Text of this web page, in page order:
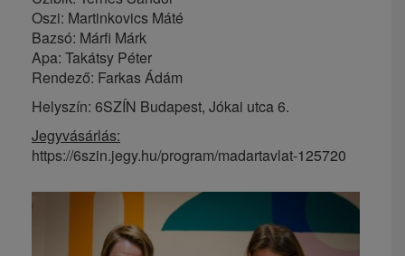
Oszi: Martinkovics Máté
Bazsó: Márfi Márk
Apa: Takátsy Péter
Rendező: Farkas Ádám
Helyszín: 6SZÍN Budapest, Jókai utca 6.
Jegyvásárlás:
https://6szin.jegy.hu/program/madartavlat-125720